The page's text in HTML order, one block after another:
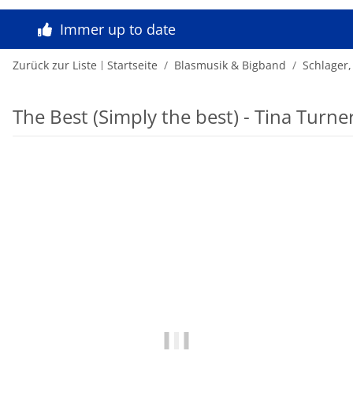
Immer up to date
Zurück zur Liste Startseite Blasmusik & Bigband
The Best (Simply the best) - Tina